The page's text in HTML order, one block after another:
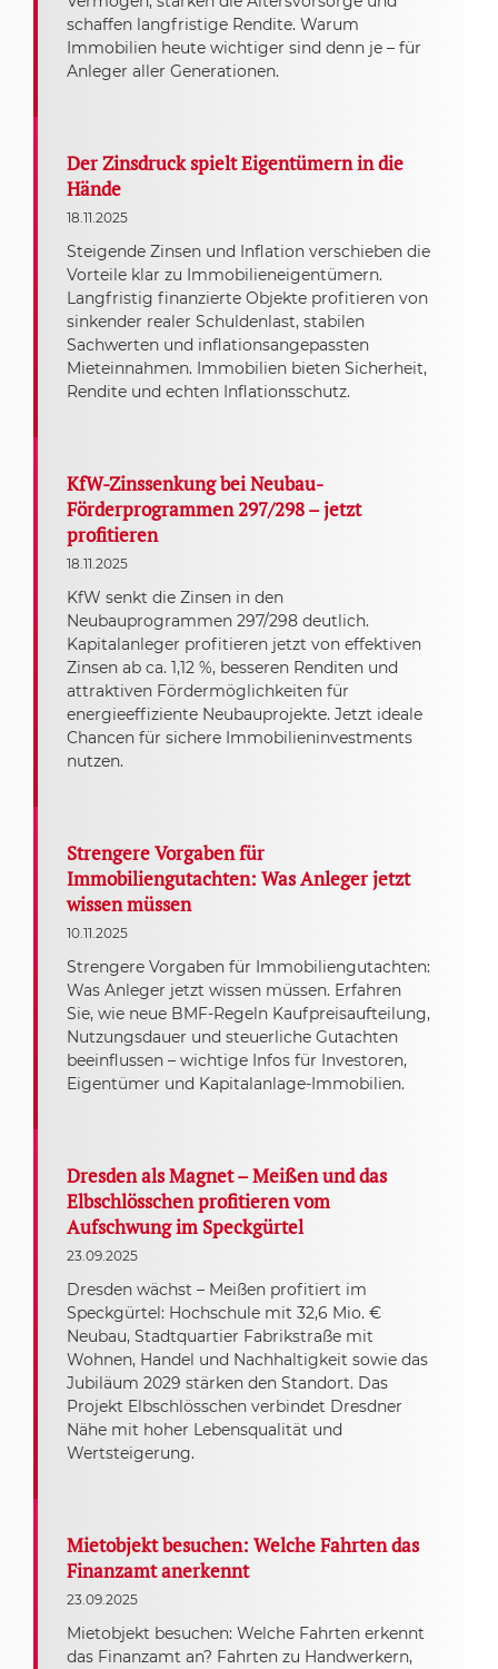
schaffen langfristige Rendite. Warum
Immobilien heute wichtiger sind denn je – für
Anleger aller Generationen.
Der Zinsdruck spielt Eigentümern in die
Hände
18.11.2025
Steigende Zinsen und Inflation verschieben die
Vorteile klar zu Immobilieneigentümern.
Langfristig finanzierte Objekte profitieren von
sinkender realer Schuldenlast, stabilen
Sachwerten und inflationsangepassten
Mieteinnahmen. Immobilien bieten Sicherheit,
Rendite und echten Inflationsschutz.
KfW-Zinssenkung bei Neubau-
Förderprogrammen 297/298 – jetzt
profitieren
18.11.2025
KfW senkt die Zinsen in den
Neubauprogrammen 297/298 deutlich.
Kapitalanleger profitieren jetzt von effektiven
Zinsen ab ca. 1,12 %, besseren Renditen und
attraktiven Fördermöglichkeiten für
energieeffiziente Neubauprojekte. Jetzt ideale
Chancen für sichere Immobilieninvestments
nutzen.
Strengere Vorgaben für
Immobiliengutachten: Was Anleger jetzt
wissen müssen
10.11.2025
Strengere Vorgaben für Immobiliengutachten:
Was Anleger jetzt wissen müssen. Erfahren
Sie, wie neue BMF-Regeln Kaufpreisaufteilung,
Nutzungsdauer und steuerliche Gutachten
beeinflussen – wichtige Infos für Investoren,
Eigentümer und Kapitalanlage-Immobilien.
Dresden als Magnet – Meißen und das
Elbschlösschen profitieren vom
Aufschwung im Speckgürtel
23.09.2025
Dresden wächst – Meißen profitiert im
Speckgürtel: Hochschule mit 32,6 Mio. €
Neubau, Stadtquartier Fabrikstraße mit
Wohnen, Handel und Nachhaltigkeit sowie das
Jubiläum 2029 stärken den Standort. Das
Projekt Elbschlösschen verbindet Dresdner
Nähe mit hoher Lebensqualität und
Wertsteigerung.
Mietobjekt besuchen: Welche Fahrten das
Finanzamt anerkennt
23.09.2025
Mietobjekt besuchen: Welche Fahrten erkennt
das Finanzamt an? Fahrten zu Handwerkern,